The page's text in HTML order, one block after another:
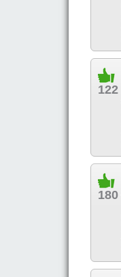
122
180